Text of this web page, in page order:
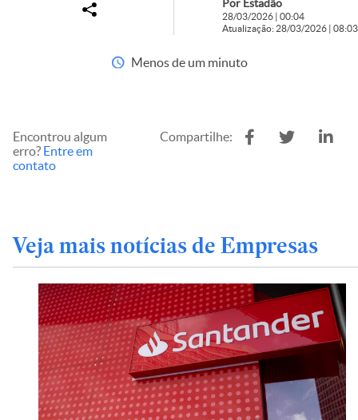
Por Estadão
28/03/2026 | 00:04
Atualização: 28/03/2026 | 08:03
Menos de um minuto
Encontrou algum
erro? Entre em
contato
Compartilhe:
Veja mais notícias de Empresas